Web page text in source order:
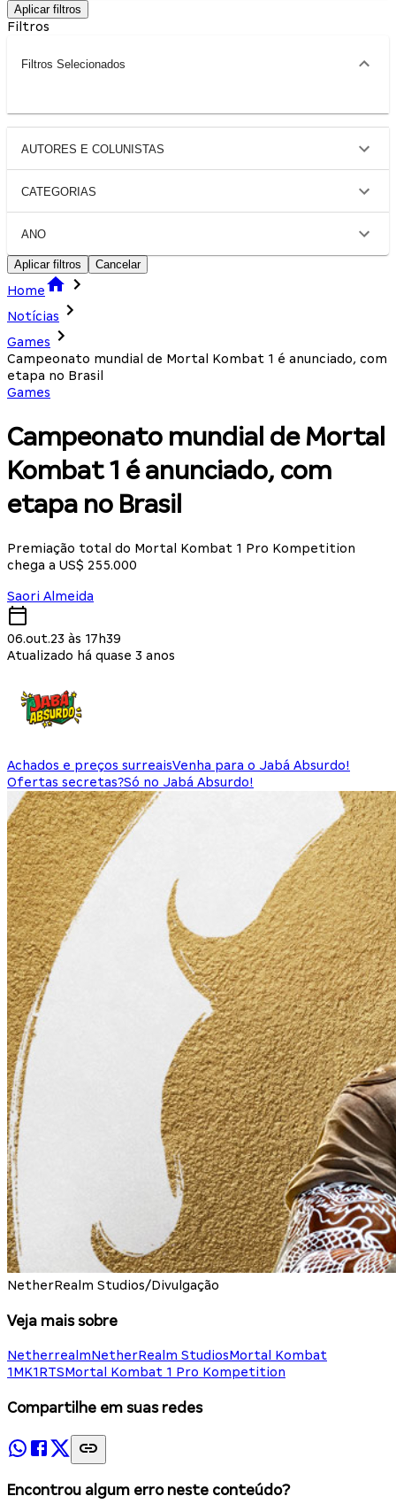
Aplicar filtros
Filtros
Filtros Selecionados
AUTORES E COLUNISTAS
CATEGORIAS
ANO
Aplicar filtros Cancelar
Home
Notícias
Games
Campeonato mundial de Mortal Kombat 1 é anunciado, com
etapa no Brasil
Games
Campeonato mundial de Mortal
Kombat 1 é anunciado, com
etapa no Brasil
Premiação total do Mortal Kombat 1 Pro Kompetition
chega a US$ 255.000
Saori Almeida
06.out.23 às 17h39
Atualizado há quase 3 anos
Achados e preços surreaisVenha para o Jabá Absurdo!
Ofertas secretas?Só no Jabá Absurdo!
NetherRealm Studios/Divulgação
Veja mais sobre
NetherrealmNetherRealm StudiosMortal Kombat
1MK1RTSMortal Kombat 1 Pro Kompetition
Compartilhe em suas redes
Encontrou algum erro neste conteúdo?